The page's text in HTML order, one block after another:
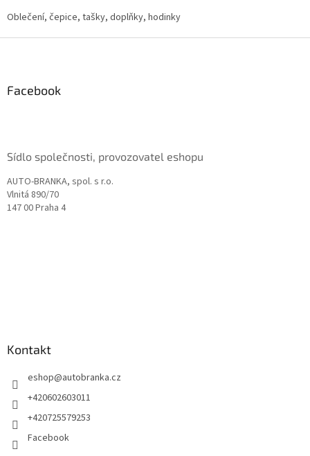
a
i
v
n
Oblečení, čepice, tašky, doplňky, hodinky
Facebook
Sídlo společnosti, provozovatel eshopu
AUTO-BRANKA, spol. s r.o.
Vlnitá 890/70
147 00 Praha 4
Kontakt
eshop@autobranka.cz
+420602603011
+420725579253
Facebook